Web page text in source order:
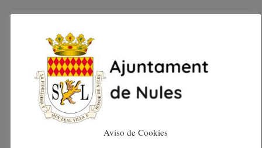
maig 2024
abril 2024
març 2024
Aviso de Cookies